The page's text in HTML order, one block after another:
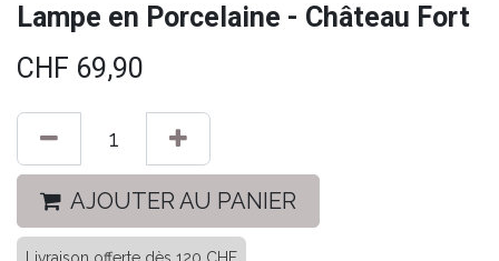
Lampe en Porcelaine - Château Fort
CHF 69,90
AJOUTER AU PANIER